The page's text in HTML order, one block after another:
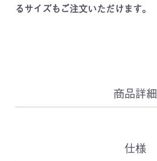
るサイズもご注文いただけます。
商品詳細
仕様